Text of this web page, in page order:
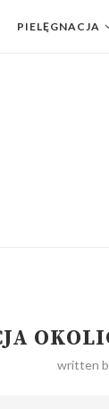
PIELĘGNACJA
written